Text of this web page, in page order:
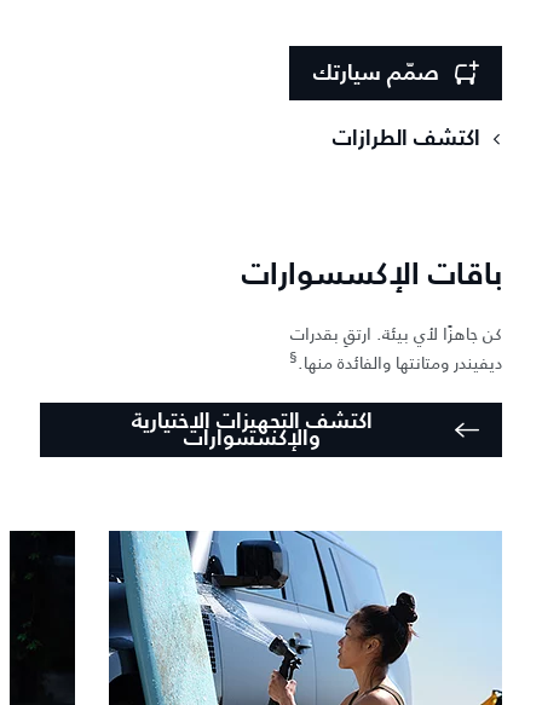
صمّم سيارتك
اكتشف الطرازات
باقات الإكسسوارات
كن جاهزًا لأي بيئة. ارتقِ بقدرات
ديفيندر ومتانتها والفائدة منها.§
اكتشف التجهيزات الاختيارية
والإكسسوارات